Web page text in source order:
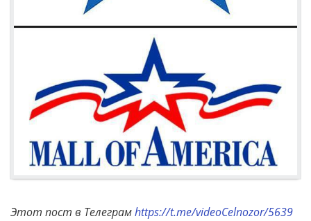
Этот пост в Телеграмhttps://t.me/videoCelnozor/5639